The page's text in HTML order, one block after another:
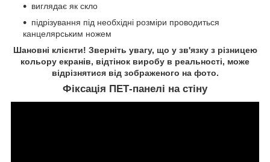
виглядає як скло
підрізування під необхідні розміри проводиться
канцелярським ножем
Шановні клієнти! Зверніть увагу, що у зв'язку з різницею
кольору екранів, відтінок виробу в реальності, може
відрізнятися від зображеного на фото.
Фіксація ПЕТ-панелі на стіну